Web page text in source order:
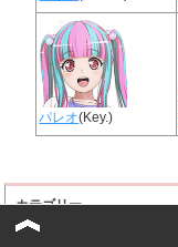
パレオ(Key.)
カテゴリー